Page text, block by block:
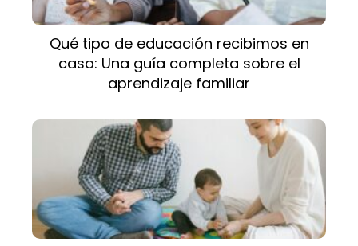
Qué tipo de educación recibimos en
casa: Una guía completa sobre el
aprendizaje familiar